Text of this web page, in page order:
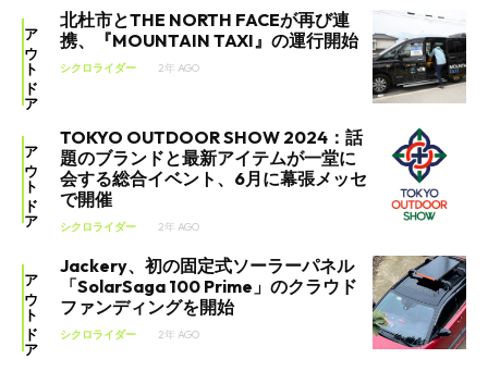
アウトドア
北杜市とTHE NORTH FACEが再び連
携、『MOUNTAIN TAXI』の運行開始
シクロライダー 2年 AGO
アウトドア
TOKYO OUTDOOR SHOW 2024：話
題のブランドと最新アイテムが一堂に
会する総合イベント、6月に幕張メッセ
で開催
シクロライダー 2年 AGO
アウトドア
Jackery、初の固定式ソーラーパネル
「SolarSaga 100 Prime」のクラウド
ファンディングを開始
シクロライダー 2年 AGO